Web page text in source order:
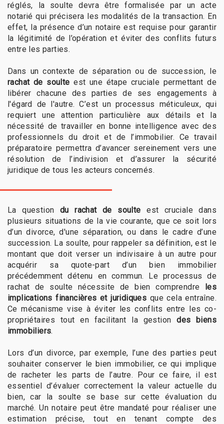
réglés, la soulte devra être formalisée par un acte
notarié qui précisera les modalités de la transaction. En
effet, la présence d’un notaire est requise pour garantir
la légitimité de l’opération et éviter des conflits futurs
entre les parties.
Dans un contexte de séparation ou de succession, le
rachat de soulte est une étape cruciale permettant de
libérer chacune des parties de ses engagements à
l'égard de l'autre. C’est un processus méticuleux, qui
requiert une attention particulière aux détails et la
nécessité de travailler en bonne intelligence avec des
professionnels du droit et de l’immobilier. Ce travail
préparatoire permettra d’avancer sereinement vers une
résolution de l’indivision et d’assurer la sécurité
juridique de tous les acteurs concernés.
La question du rachat de soulte est cruciale dans
plusieurs situations de la vie courante, que ce soit lors
d’un divorce, d'une séparation, ou dans le cadre d’une
succession. La soulte, pour rappeler sa définition, est le
montant que doit verser un indivisaire à un autre pour
acquérir sa quote-part d’un bien immobilier
précédemment détenu en commun. Le processus de
rachat de soulte nécessite de bien comprendre
les
implications financières et juridiques que cela entraîne.
Ce mécanisme vise à éviter les conflits entre les co-
propriétaires tout en facilitant la gestiondes biens
immobiliers.
Lors d’un divorce, par exemple, l’une des parties peut
souhaiter conserver le bien immobilier, ce qui implique
de racheter les parts de l’autre. Pour ce faire, il est
essentiel d’évaluer correctement la valeur actuelle du
bien, car la soulte se base sur cette évaluation du
marché. Un notaire peut être mandaté pour réaliser une
estimation précise, tout en tenant compte des